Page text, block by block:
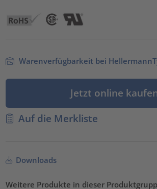
Warenverfügbarkeit bei
Jetzt online
Auf die Merkliste
Downloads
Weitere Produkte in dieser